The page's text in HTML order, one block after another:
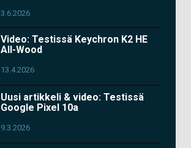
3.6.2026
Video: Testissä Keychron K2 HE
All-Wood
13.4.2026
Uusi artikkeli & video: Testissä
Google Pixel 10a
9.3.2026